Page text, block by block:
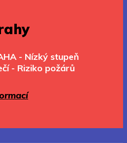
- Nízký stupeň
- Riziko požárů